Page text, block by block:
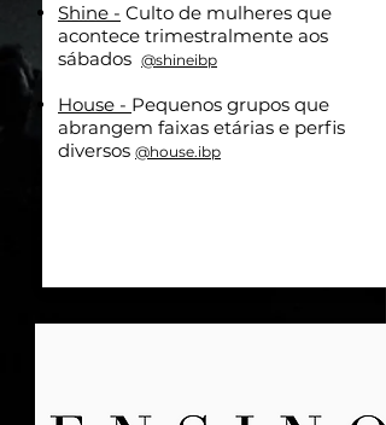
Shine - Culto de mulheres que
acontece trimestralmente aos
sábados @shineibp
House - Pequenos grupos que
abrangem faixas etárias e perfis
diversos @house.ibp